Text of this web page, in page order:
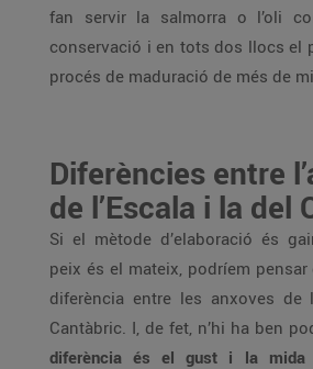
fan servir la salmorra o l’oli
conservació i en tots dos llocs el
procés de maduració de més de
Diferències entre
de l’Escala i la del
Si el mètode d’elaboració és
peix és el mateix, podríem
diferència entre les anxoves de
Cantàbric. I, de fet, n’hi ha ben
diferència és el gust i la mida